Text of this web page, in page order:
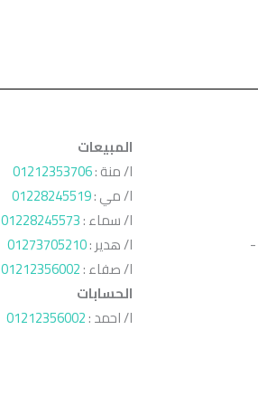
-
المبيعات
ا/ منة :01212353706
ا/ مي :01228245519
ا/ سماء :01228245573
ا/ هدير :01273705210
ا/ صفاء :01212356002
الحسابات
ا/ احمد :01212356002